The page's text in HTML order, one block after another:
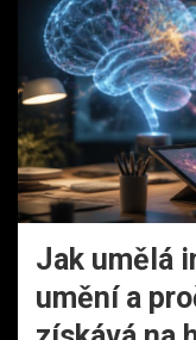
Jak umělá
umění a